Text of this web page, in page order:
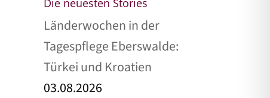
Die neuesten Stories
Länderwochen in der
Tagespflege Eberswalde:
Türkei und Kroatien
03.08.2026